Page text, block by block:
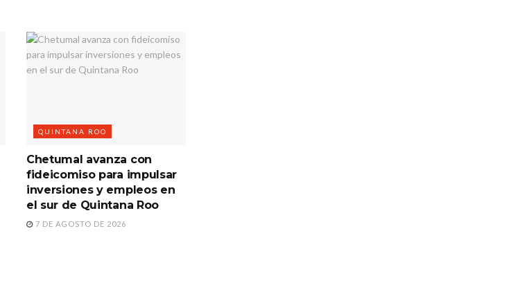
QUINTANA ROO
Chetumal avanza con
fideicomiso para impulsar
inversiones y empleos en
el sur de Quintana Roo
7 DE AGOSTO DE 2026